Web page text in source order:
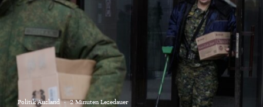
Politik Ausland · 2 Minuten Lesedauer